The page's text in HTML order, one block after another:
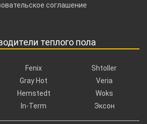
соглашение
теплого пола
Fenix
Gray Hot
Hemstedt
In-Term
Shtoller
Veria
Woks
Эксон